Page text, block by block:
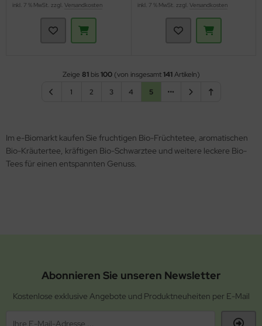
inkl. 7 % MwSt. zzgl. Versandkosten
inkl. 7 % MwSt. zzgl. Versandkosten
Zeige 81bis100(von insgesamt141Artikeln)
1
2 3 4 5
Im e-Biomarkt kaufen Sie fruchtigen Bio-Früchtetee, aromatischen
Bio-Kräutertee, kräftigen Bio-Schwarztee und weitere leckere Bio-
Tees für einen entspannten Genuss.
Abonnieren Sie unseren Newsletter
Kostenlose exklusive Angebote und Produktneuheiten per E-Mail